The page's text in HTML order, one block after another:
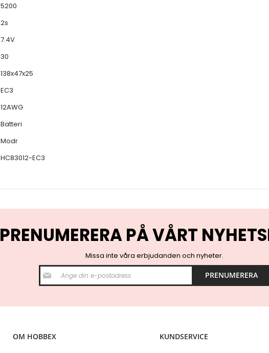
5200
2s
7.4V
30
138x47x25
EC3
12AWG
Batteri
Modr
HC83012-EC3
PRENUMERERA PÅ VÅRT
Missa inte våra erbjudanden och nyheter.
S
i
g
PRENUMERERA
OM HOBBEX KUNDSERVICE